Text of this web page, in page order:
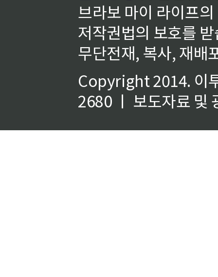
브라보 마이 라이프
저작권법의 보호를
무단전재, 복사, 재배
Copyright 2014. 이
2680 ㅣ 보도자료